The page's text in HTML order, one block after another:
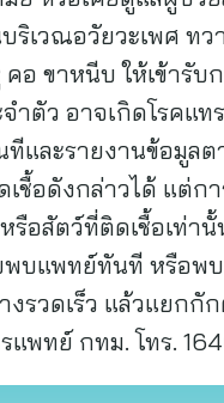
เวณอวัยวะเพศ ทว
อ ขาหนีบ ให้เข้ารั
ำตัว อาจเกิดโรคแ
และรายงานข้อมูล
เชื้อดังกล่าวได้ แต่
อสัตว์ที่ติดเชื้อเท่า
บแพทย์ทันที หรือพ
รวดเร็ว แล้วแยกกั
พทย์ กทม. โทร.